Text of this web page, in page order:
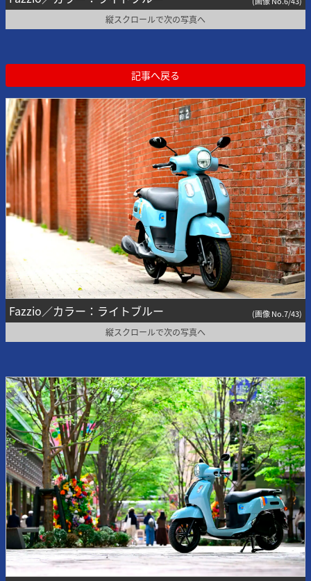
縦スクロールで次の写真へ
記事へ戻る
Fazzio／カラー：ライトブルー (画像 No.7/43)
縦スクロールで次の写真へ